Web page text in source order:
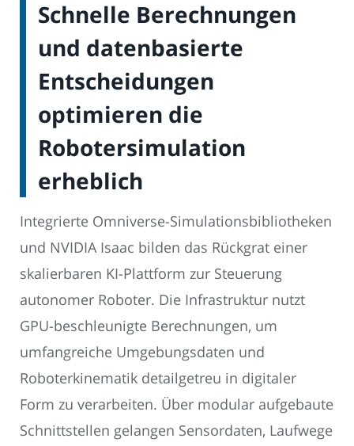
Schnelle Berechnungen
und datenbasierte
Entscheidungen
optimieren die
Robotersimulation
erheblich
Integrierte Omniverse-Simulationsbibliotheken
und NVIDIA Isaac bilden das Rückgrat einer
skalierbaren KI-Plattform zur Steuerung
autonomer Roboter. Die Infrastruktur nutzt
GPU-beschleunigte Berechnungen, um
umfangreiche Umgebungsdaten und
Roboterkinematik detailgetreu in digitaler
Form zu verarbeiten. Über modular aufgebaute
Schnittstellen gelangen Sensordaten, Laufwege